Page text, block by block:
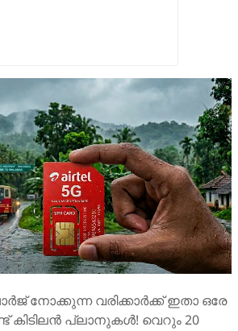
നോക്കുന്ന വരിക്കാർക്ക് ഇതാ ഒരേ
കിടിലൻ പ്ലാനുകൾ! വെറും 20